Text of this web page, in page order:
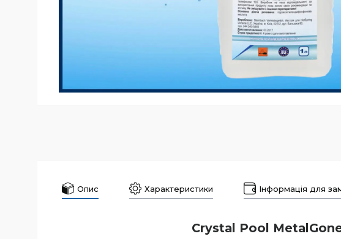
Опис Характеристики Інформація для
Crystal Pool